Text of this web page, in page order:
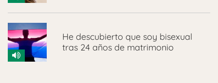
He descubierto que soy bisexual
tras 24 años de matrimonio